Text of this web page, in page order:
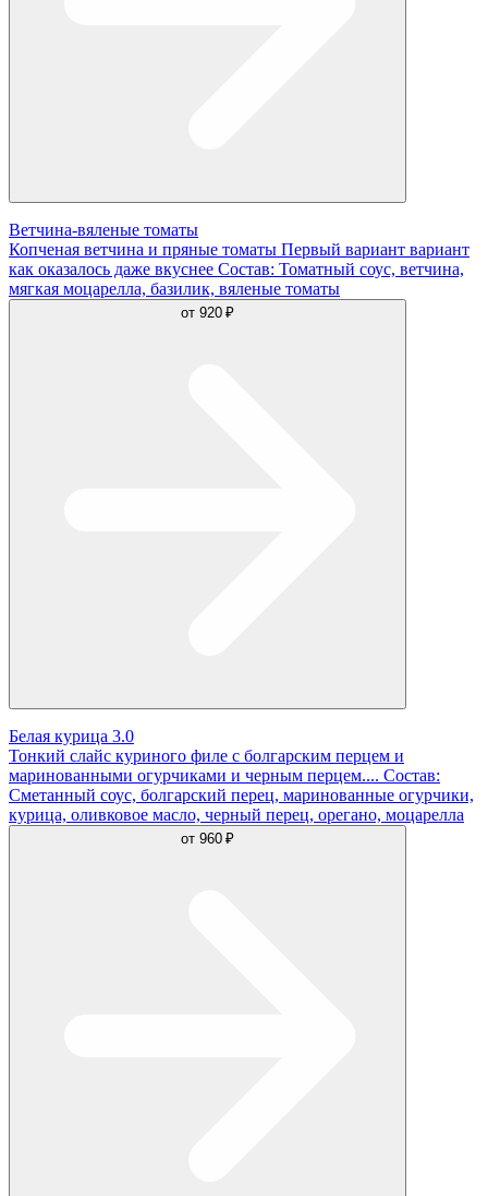
Ветчина-вяленые томаты
Копченая ветчина и пряные томаты Первый вариант вариант
как оказалось даже вкуснее Состав: Томатный соус, ветчина,
мягкая моцарелла, базилик, вяленые томаты
от 920 ₽
Белая курица 3.0
Тонкий слайс куриного филе с болгарским перцем и
маринованными огурчиками и черным перцем.... Состав:
Сметанный соус, болгарский перец, маринованные огурчики,
курица, оливковое масло, черный перец, орегано, моцарелла
от 960 ₽